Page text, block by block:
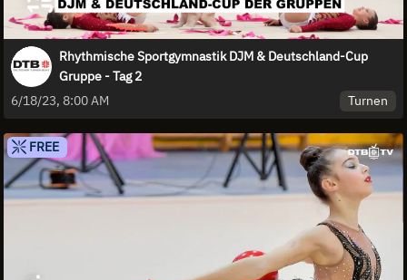
Rhythmische Sportgymnastik DJM & Deutschland-Cup
Gruppe - Tag 2
6/18/23, 8:00 AM
Turnen
FREE